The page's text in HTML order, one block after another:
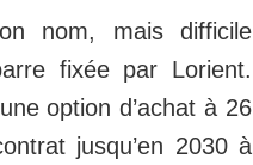
nom, mais difficile
fixée par Lorient.
option d’achat à 26
jusqu’en 2030 à